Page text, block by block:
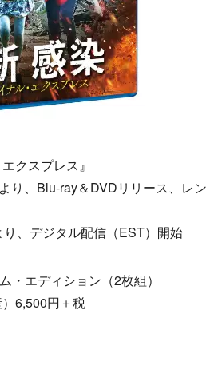
クスプレス』
り、Blu-ray＆DVDリリース、レン
、デジタル配信（EST）開始
・エディション（2枚組）
）6,500円＋税